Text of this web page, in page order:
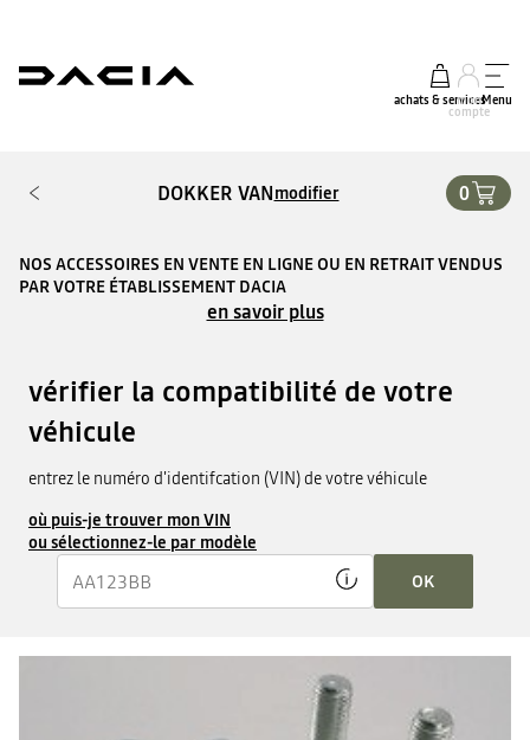
achats & services
mon
compte
Menu
DOKKER VANmodifier 0
NOS ACCESSOIRES EN VENTE EN LIGNE OU EN RETRAIT VENDUS
PAR VOTRE ÉTABLISSEMENT DACIA
en savoir plus
vérifier la compatibilité de votre
véhicule
entrez le numéro d'identifcation (VIN) de votre véhicule
où puis-je trouver mon VIN
ou sélectionnez-le par modèle
OK